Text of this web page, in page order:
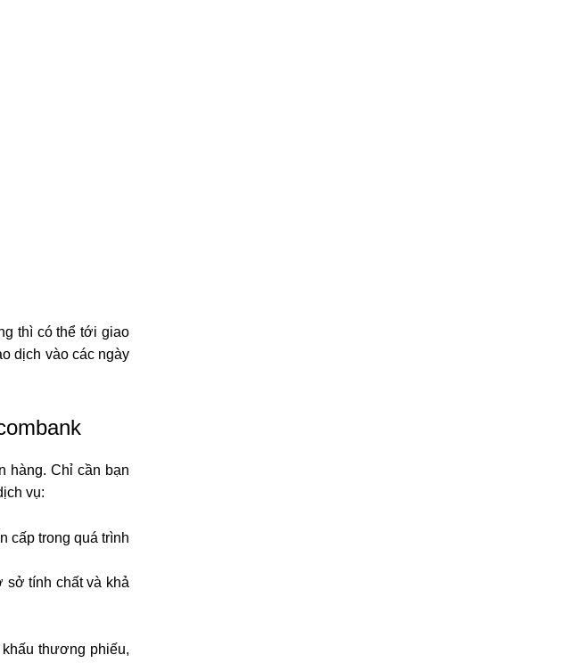
thì có thể tới giao
dịch vào các ngày
hàng. Chỉ cần bạn
vụ:
cấp trong quá trình
sở tính chất và khả
thương phiếu,